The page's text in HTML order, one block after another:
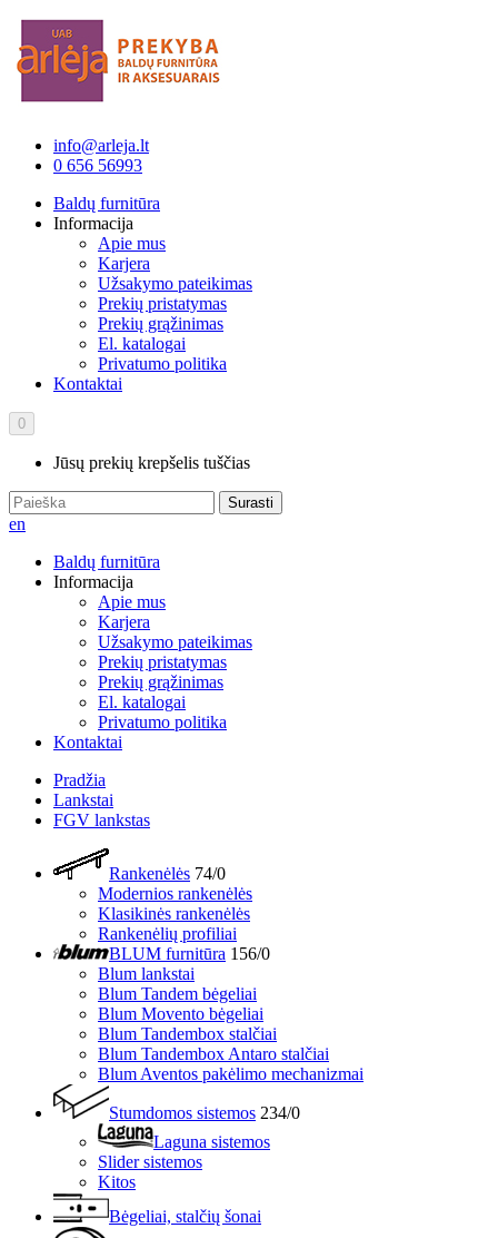
info@arleja.lt
0 656 56993
Baldų furnitūra
Informacija
Apie mus
Karjera
Užsakymo pateikimas
Prekių pristatymas
Prekių grąžinimas
El. katalogai
Privatumo politika
Kontaktai
0
Jūsų prekių krepšelis tuščias
Surasti
en
Baldų furnitūra
Informacija
Apie mus
Karjera
Užsakymo pateikimas
Prekių pristatymas
Prekių grąžinimas
El. katalogai
Privatumo politika
Kontaktai
Pradžia
Lankstai
FGV lankstas
Rankenėlės 74/0
Modernios rankenėlės
Klasikinės rankenėlės
Rankenėlių profiliai
BLUM furnitūra 156/0
Blum lankstai
Blum Tandem bėgeliai
Blum Movento bėgeliai
Blum Tandembox stalčiai
Blum Tandembox Antaro stalčiai
Blum Aventos pakėlimo mechanizmai
Stumdomos sistemos 234/0
Laguna sistemos
Slider sistemos
Kitos
Bėgeliai, stalčių šonai